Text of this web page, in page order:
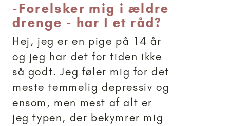
-Forelsker mig i ældre
drenge - har I et råd?
Hej, jeg er en pige på 14 år
og jeg har det for tiden ikke
så godt. Jeg føler mig for det
meste temmelig depressiv og
ensom, men mest af alt er
jeg typen, der bekymrer mig